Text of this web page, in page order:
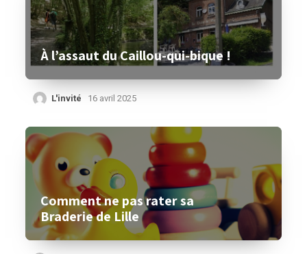
À l’assaut du Caillou-qui-bique !
L'invité 16 avril 2025
Comment ne pas rater sa
Braderie de Lille